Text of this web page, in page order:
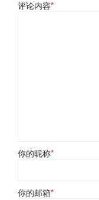
评论内容*
你的昵称*
你的邮箱*